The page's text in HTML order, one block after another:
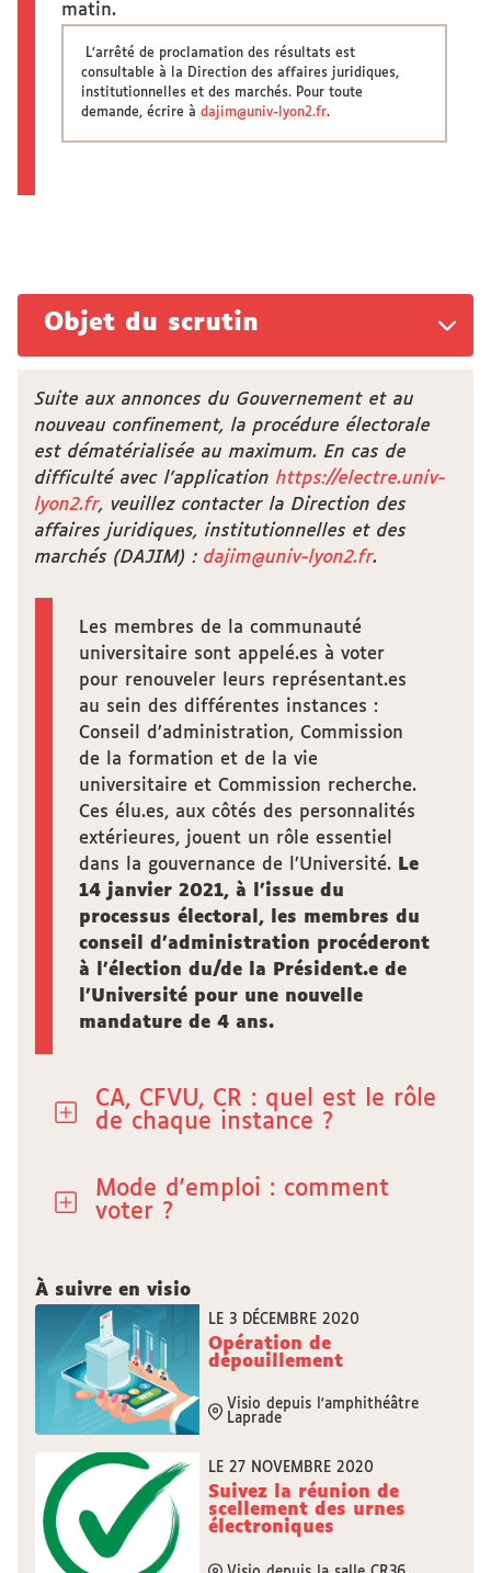
matin.
L’arrêté de proclamation des résultats est
consultable à la Direction des affaires juridiques,
institutionnelles et des marchés. Pour toute
demande, écrire à dajim@univ-lyon2.fr.
Objet du scrutin
Suite aux annonces du Gouvernement et au
nouveau confinement, la procédure électorale
est dématérialisée au maximum. En cas de
difficulté avec l'application https://electre.univ-
lyon2.fr, veuillez contacter la Direction des
affaires juridiques, institutionnelles et des
marchés (DAJIM) : dajim@univ-lyon2.fr.
Les membres de la communauté
universitaire sont appelé.es à voter
pour renouveler leurs représentant.es
au sein des différentes instances :
Conseil d’administration, Commission
de la formation et de la vie
universitaire et Commission recherche.
Ces élu.es, aux côtés des personnalités
extérieures, jouent un rôle essentiel
dans la gouvernance de l’Université. Le
14 janvier 2021, à l’issue du
processus électoral, les membres du
conseil d’administration procéderont
à l’élection du/de la Président.e de
l’Université pour une nouvelle
mandature de 4 ans.
CA, CFVU, CR : quel est le rôle
de chaque instance ?
Mode d'emploi : comment
voter ?
À suivre en visio
LE 3 DÉCEMBRE 2020
Opération de
dépouillement
Visio depuis l'amphithéâtre
Laprade
LE 27 NOVEMBRE 2020
Suivez la réunion de
scellement des urnes
électroniques